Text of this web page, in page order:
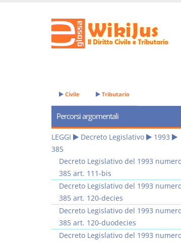
Civile Tributario
Percorsi argomentali
LEGGI Decreto Legislativo
1993
385
Decreto Legislativo del 1993
385 art. 111-bis
Decreto Legislativo del 1993
385 art. 120-decies
Decreto Legislativo del 1993
385 art. 120-duodecies
Decreto Legislativo del 1993